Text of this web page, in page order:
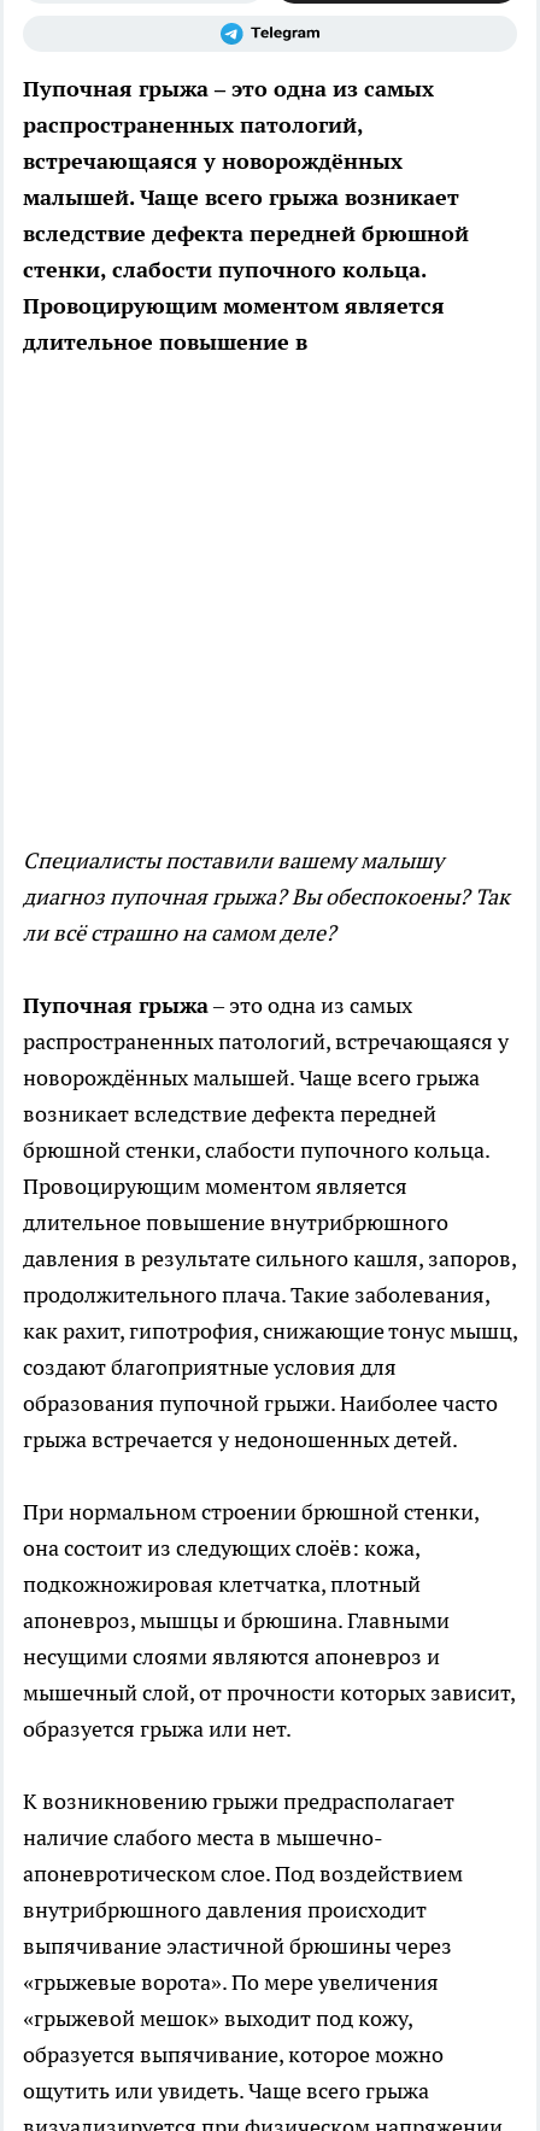
Пупочная грыжа – это одна из самых
распространенных патологий,
встречающаяся у новорождённых
малышей. Чаще всего грыжа возникает
вследствие дефекта передней брюшной
стенки, слабости пупочного кольца.
Провоцирующим моментом является
длительное повышение в
Специалисты поставили вашему малышу
диагноз пупочная грыжа? Вы обеспокоены? Так
ли всё страшно на самом деле?
Пупочная грыжа– это одна из самых
распространенных патологий, встречающаяся у
новорождённых малышей. Чаще всего грыжа
возникает вследствие дефекта передней
брюшной стенки, слабости пупочного кольца.
Провоцирующим моментом является
длительное повышение внутрибрюшного
давления в результате сильного кашля, запоров,
продолжительного плача. Такие заболевания,
как рахит, гипотрофия, снижающие тонус мышц,
создают благоприятные условия для
образования пупочной грыжи. Наиболее часто
грыжа встречается у недоношенных детей.
При нормальном строении брюшной стенки,
она состоит из следующих слоёв: кожа,
подкожножировая клетчатка, плотный
апоневроз, мышцы и брюшина. Главными
несущими слоями являются апоневроз и
мышечный слой, от прочности которых зависит,
образуется грыжа или нет.
К возникновению грыжи предрасполагает
наличие слабого места в мышечно-
апоневротическом слое. Под воздействием
внутрибрюшного давления происходит
выпячивание эластичной брюшины через
«грыжевые ворота». По мере увеличения
«грыжевой мешок» выходит под кожу,
образуется выпячивание, которое можно
ощутить или увидеть. Чаще всего грыжа